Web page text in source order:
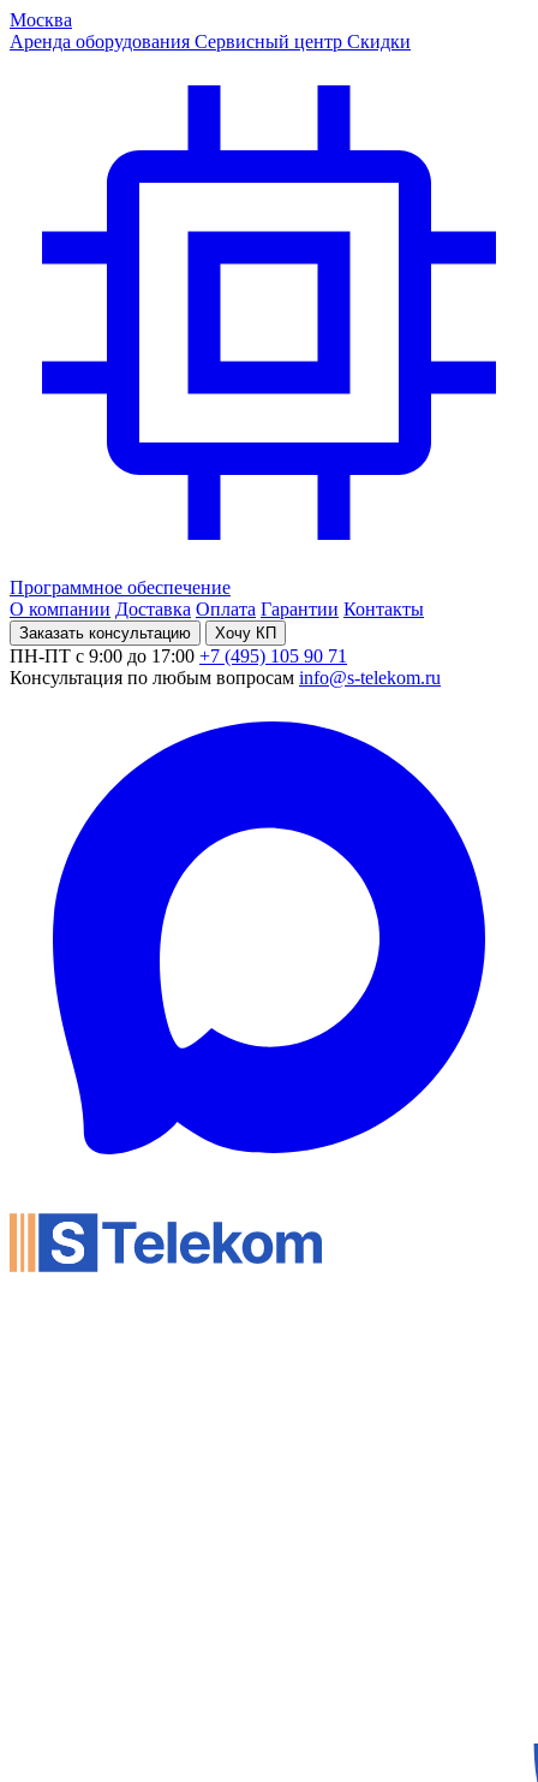
Москва
Аренда оборудования Сервисный центр Скидки
Программное обеспечение
О компании Доставка Оплата Гарантии Контакты
Заказать консультацию Хочу КП
ПН-ПТ с 9:00 до 17:00 +7 (495) 105 90 71
Консультация по любым вопросам info@s-telekom.ru